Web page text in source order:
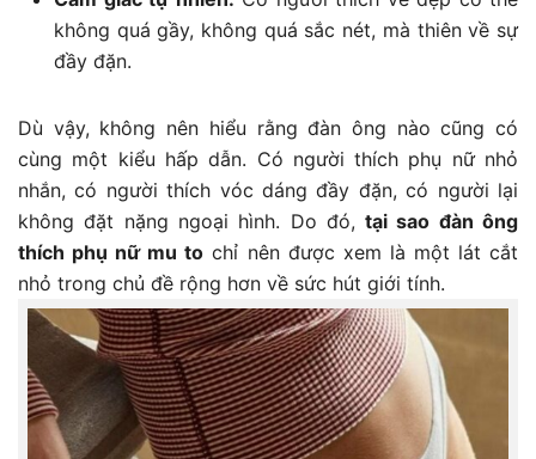
không quá gầy, không quá sắc nét, mà thiên về sự
đầy đặn.
Dù vậy, không nên hiểu rằng đàn ông nào cũng có
cùng một kiểu hấp dẫn. Có người thích phụ nữ nhỏ
nhắn, có người thích vóc dáng đầy đặn, có người lại
không đặt nặng ngoại hình. Do đó,tại sao đàn ông
thích phụ nữ mu to chỉ nên được xem là một lát cắt
nhỏ trong chủ đề rộng hơn về sức hút giới tính.